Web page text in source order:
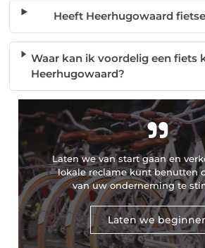
Heeft Heerhugowaard
Waar kan ik voordelig een fiets
Heerhugowaard?
"
Laten we van start gaan en
lokale reclame kunt benutten
van uw onderneming te
Laten we